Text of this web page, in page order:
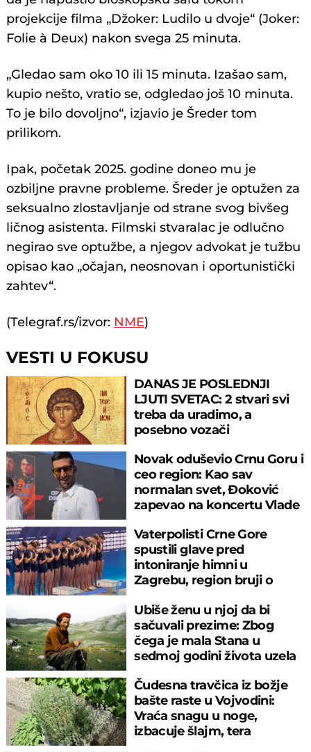
projekcije filma „Džoker: Ludilo u dvoje“ (Joker:
Folie à Deux) nakon svega 25 minuta.
„Gledao sam oko 10 ili 15 minuta. Izašao sam,
kupio nešto, vratio se, odgledao još 10 minuta.
To je bilo dovoljno“, izjavio je Šreder tom
prilikom.
Ipak, početak 2025. godine doneo mu je
ozbiljne pravne probleme. Šreder je optužen za
seksualno zlostavljanje od strane svog bivšeg
ličnog asistenta. Filmski stvaralac je odlučno
negirao sve optužbe, a njegov advokat je tužbu
opisao kao „očajan, neosnovan i oportunistički
zahtev“.
(Telegraf.rs/izvor: NME)
VESTI U FOKUSU
DANAS JE POSLEDNJI
LJUTI SVETAC: 2 stvari svi
treba da uradimo, a
posebno vozači
Novak oduševio Crnu Goru i
ceo region: Kao sav
normalan svet, Đoković
zapevao na koncertu Vlade
Vaterpolisti Crne Gore
spustili glave pred
intoniranje himni u
Zagrebu, region bruji o
Ubiše ženu u njoj da bi
sačuvali prezime: Zbog
čega je mala Stana u
sedmoj godini života uzela
Čudesna travčica iz božje
bašte raste u Vojvodini:
Vraća snagu u noge,
izbacuje šlajm, tera